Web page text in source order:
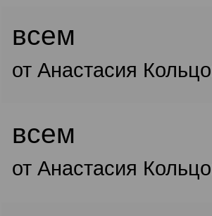
всем
от Анастасия
всем
от Анастасия